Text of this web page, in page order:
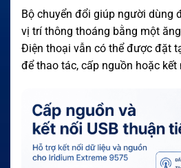
Bộ chuyển đổi giúp người dùng
vị trí thông thoáng bằng một
Điện thoại vẫn có thể được đặt
để thao tác, cấp nguồn hoặc